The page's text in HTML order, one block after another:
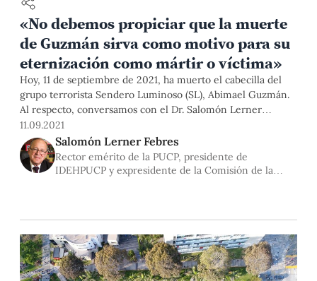
«No debemos propiciar que la muerte
de Guzmán sirva como motivo para su
eternización como mártir o víctima»
Hoy, 11 de septiembre de 2021, ha muerto el cabecilla del
grupo terrorista Sendero Luminoso (SL), Abimael Guzmán.
Al respecto, conversamos con el Dr. Salomón Lerner
Febres, quien como expresidente de la Comisión de la
Verdad y Reconciliación, lideró el trabajo de investigación,
recojo de testimonios de más de 15 mil personas y la
realización de 21 audiencias con víctimas de la violencia
11.09.2021
Salomón Lerner Febres
Rector emérito de la PUCP, presidente de
IDEHPUCP y expresidente de la Comisión de la